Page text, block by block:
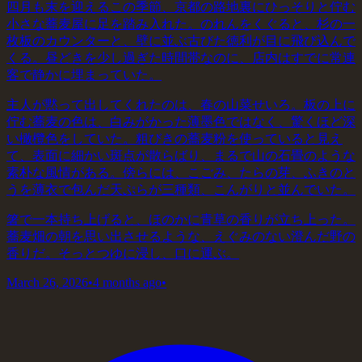
四月も末を迎えるこの季節、京都の路地裏にひっそりと佇む
小さな蕎麦屋に足を踏み入れた。のれんをくぐると、杉の一
枚板のカウンターと、壁に並ぶ古びた徳利が目に飛び込んで
くる。昼どきを少し過ぎた時間帯なのに、店内はすでに常連
客で静かに埋まっていた。
主人が黙って出してくれたのは、春の山菜せいろ。板の上に
佇む蕎麦の色は、白みがかった薄墨色ではなく、驚くほど深
い橄欖色をしていた。粗びきの蕎麦粉を使っていると見え
て、表面に細かい斑点が散らばり、まるで山の石畳のような
素朴な風情がある。傍らには、こごみ、たらの芽、ふきのと
うを薄衣で包んだ天ぷらが三種類、こんがりと並んでいた。
箸で一本持ち上げると、ほのかに青草の香りが立ち上った。
蕎麦畑の朝を思い出させるような、えぐみのない澄んだ野の
香りだ。そっとつゆに浸し、口に運ぶ。
March 26, 2026•4 months ago•